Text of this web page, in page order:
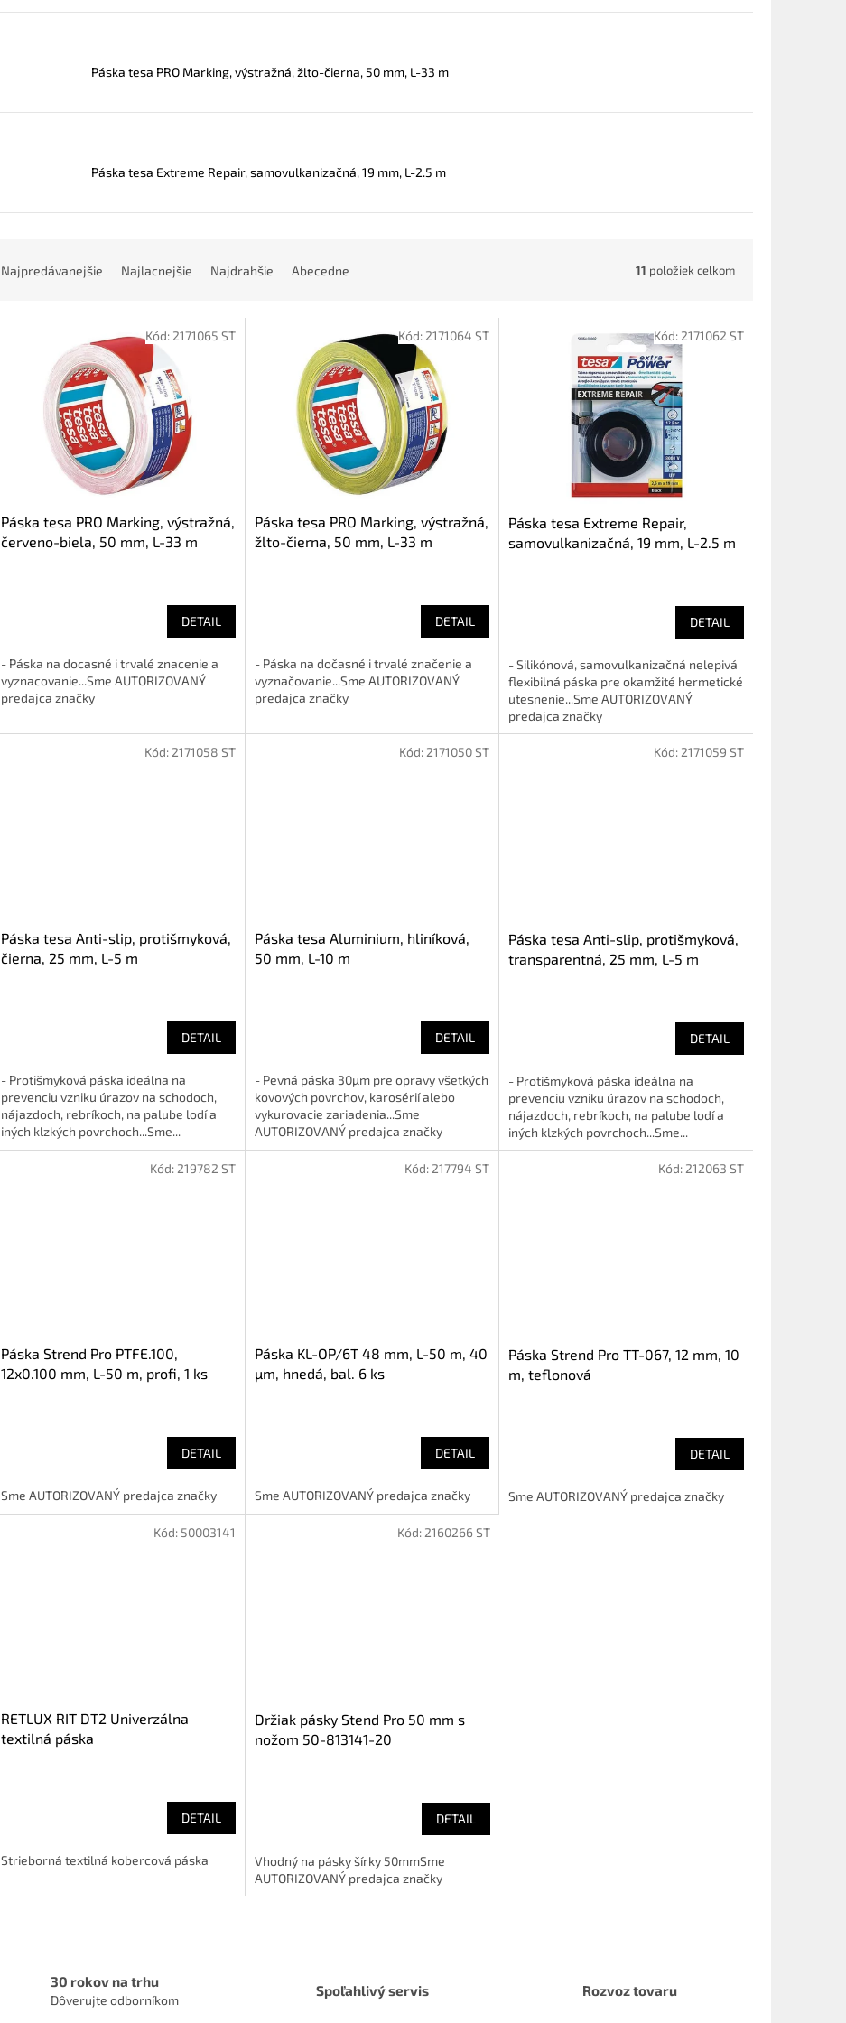
Páska tesa PRO Marking, výstražná, žlto-čierna, 50 mm, L-33 m
Páska tesa Extreme Repair, samovulkanizačná, 19 mm, L-2.5 m
Najpredávanejšie Najlacnejšie Najdrahšie Abecedne 11 položiek celkom
Páska tesa PRO Marking, výstražná,
červeno-biela, 50 mm, L-33 m
DETAIL
- Páska na docasné i trvalé znacenie a
vyznacovanie...Sme AUTORIZOVANÝ
predajca značky
Kód:2171065 ST
Páska tesa PRO Marking, výstražná,
žlto-čierna, 50 mm, L-33 m
DETAIL
- Páska na dočasné i trvalé značenie a
vyznačovanie...Sme AUTORIZOVANÝ
predajca značky
Kód:2171064 ST
Páska tesa Extreme Repair,
samovulkanizačná, 19 mm, L-2.5 m
DETAIL
- Silikónová, samovulkanizačná nelepivá
flexibilná páska pre okamžité hermetické
utesnenie...Sme AUTORIZOVANÝ
predajca značky
Kód:2171062 ST
Páska tesa Anti-slip, protišmyková,
čierna, 25 mm, L-5 m
DETAIL
- Protišmyková páska ideálna na
prevenciu vzniku úrazov na schodoch,
nájazdoch, rebríkoch, na palube lodí a
iných klzkých povrchoch...Sme...
Kód: 2171058 ST
Páska tesa Aluminium, hliníková,
50 mm, L-10 m
DETAIL
- Pevná páska 30µm pre opravy všetkých
kovových povrchov, karosérií alebo
vykurovacie zariadenia...Sme
AUTORIZOVANÝ predajca značky
Kód: 2171050 ST
Páska tesa Anti-slip, protišmyková,
transparentná, 25 mm, L-5 m
DETAIL
- Protišmyková páska ideálna na
prevenciu vzniku úrazov na schodoch,
nájazdoch, rebríkoch, na palube lodí a
iných klzkých povrchoch...Sme...
Kód: 2171059 ST
Páska Strend Pro PTFE.100,
12x0.100 mm, L-50 m, profi, 1 ks
DETAIL
Sme AUTORIZOVANÝ predajca značky
Kód: 219782 ST
Páska KL-OP/6T 48 mm, L-50 m, 40
µm, hnedá, bal. 6 ks
DETAIL
Sme AUTORIZOVANÝ predajca značky
Kód: 217794 ST
Páska Strend Pro TT-067, 12 mm, 10
m, teflonová
DETAIL
Sme AUTORIZOVANÝ predajca značky
Kód: 212063 ST
RETLUX RIT DT2 Univerzálna
textilná páska
DETAIL
Strieborná textilná kobercová páska
Kód: 50003141
Držiak pásky Stend Pro 50 mm s
nožom 50-813141-20
DETAIL
Vhodný na pásky šírky 50mmSme
AUTORIZOVANÝ predajca značky
Kód: 2160266 ST
d
a
30 rokov na trhu
Dôverujte odborníkom
Spoľahlivý servis Rozvoz tovaru